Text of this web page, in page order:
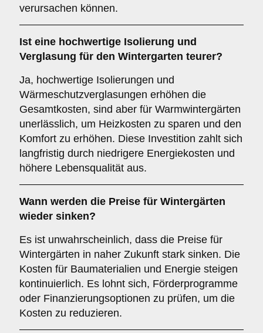
verursachen können.
Ist eine hochwertige Isolierung und
Verglasung für den Wintergarten teurer?
Ja, hochwertige Isolierungen und
Wärmeschutzverglasungen erhöhen die
Gesamtkosten, sind aber für Warmwintergärten
unerlässlich, um Heizkosten zu sparen und den
Komfort zu erhöhen. Diese Investition zahlt sich
langfristig durch niedrigere Energiekosten und
höhere Lebensqualität aus.
Wann werden die Preise für Wintergärten
wieder sinken?
Es ist unwahrscheinlich, dass die Preise für
Wintergärten in naher Zukunft stark sinken. Die
Kosten für Baumaterialien und Energie steigen
kontinuierlich. Es lohnt sich, Förderprogramme
oder Finanzierungsoptionen zu prüfen, um die
Kosten zu reduzieren.